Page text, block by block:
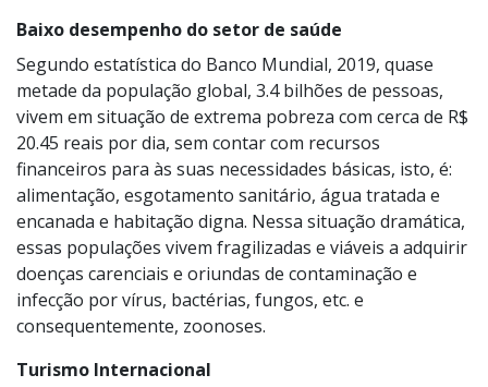
Baixo desempenho do setor de saúde
Segundo estatística do Banco Mundial, 2019, quase
metade da população global, 3.4 bilhões de pessoas,
vivem em situação de extrema pobreza com cerca de R$
20.45 reais por dia, sem contar com recursos
financeiros para às suas necessidades básicas, isto, é:
alimentação, esgotamento sanitário, água tratada e
encanada e habitação digna. Nessa situação dramática,
essas populações vivem fragilizadas e viáveis a adquirir
doenças carenciais e oriundas de contaminação e
infecção por vírus, bactérias, fungos, etc. e
consequentemente, zoonoses.
Turismo Internacional